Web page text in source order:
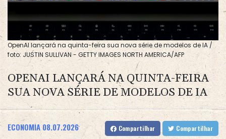
OpenAI lançará na quinta-feira sua nova série de modelos de IA /
foto: JUSTIN SULLIVAN - GETTY IMAGES NORTH AMERICA/AFP
OPENAI LANÇARÁ NA QUINTA-FEIRA
SUA NOVA SÉRIE DE MODELOS DE IA
ECONOMIA 08.07.2026 Compartilhar Compartilhar